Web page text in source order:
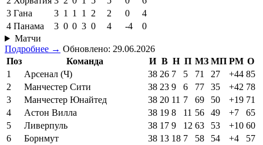
3 Гана 3 1 1 1 2 2 0
4
4 Панама 3 0 0 3 0 4 -4
0
Матчи
Подробнее → Обновлено: 29.06.2026
Поз
Команда И В Н П МЗ МП РМ О
1
Арсенал (Ч) 38 26 7 5 71 27 +44 85
2
Манчестер Сити 38 23 9 6 77 35 +42 78
3
Манчестер Юнайтед 38 20 11 7 69 50 +19 71
4
Астон Вилла 38 19 8 11 56 49 +7
65
5
Ливерпуль 38 17 9 12 63 53 +10 60
6
Борнмут 38 13 18 7 58 54 +4
57